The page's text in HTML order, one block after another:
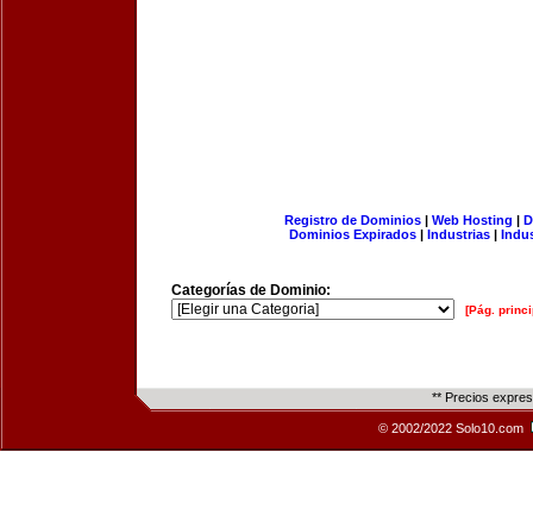
Registro de Dominios| Web Hosting |
Dominios Expirados | Industrias |
Categorías de Dominio:
[Pág.
** Precios
© 2002/2022 Solo10.com